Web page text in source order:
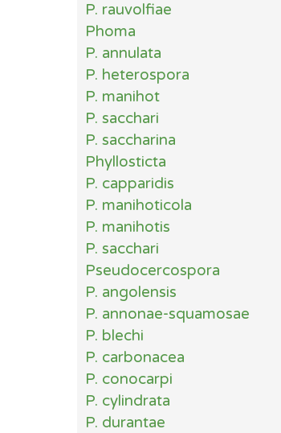
P. rauvolfiae
Phoma
P. annulata
P. heterospora
P. manihot
P. sacchari
P. saccharina
Phyllosticta
P. capparidis
P. manihoticola
P. manihotis
P. sacchari
Pseudocercospora
P. angolensis
P. annonae-squamosae
P. blechi
P. carbonacea
P. conocarpi
P. cylindrata
P. durantae